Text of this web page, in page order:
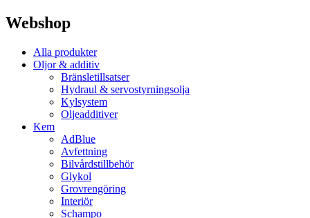
Webshop
Alla produkter
Oljor & additiv
Bränsletillsatser
Hydraul & servostyrningsolja
Kylsystem
Oljeadditiver
Kem
AdBlue
Avfettning
Bilvårdstillbehör
Glykol
Grovrengöring
Interiör
Schampo